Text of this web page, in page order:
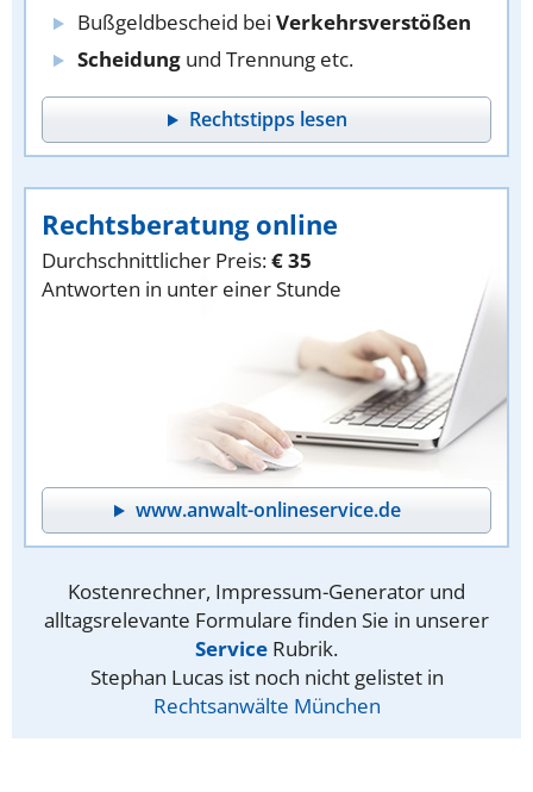
Bußgeldbescheid bei Verkehrsverstößen
Scheidung und Trennung etc.
Rechtstipps lesen
Rechtsberatung online
Durchschnittlicher Preis:€ 35
Antworten in unter einer Stunde
www.anwalt-onlineservice.de
Kostenrechner, Impressum-Generator und
alltagsrelevante Formulare finden Sie in unserer
Service Rubrik.
Stephan Lucas ist noch nicht gelistet in
Rechtsanwälte München